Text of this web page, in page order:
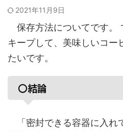
2021年11月9日
保存方法についてです。
キープして、美味しいコー
たいです。
〇結論
「密封できる容器に入れ